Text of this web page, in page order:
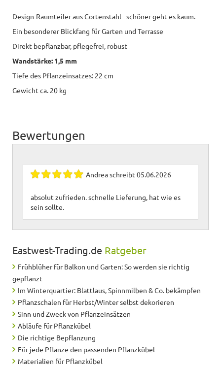
Design-Raumteiler aus Cortenstahl - schöner geht es kaum.
Ein besonderer Blickfang für Garten und Terrasse
Direkt bepflanzbar, pflegefrei, robust
Wandstärke: 1,5 mm
Tiefe des Pflanzeinsatzes: 22 cm
Gewicht ca. 20 kg
Bewertungen
Andreaschreibt 05.06.2026
absolut zufrieden. schnelle Lieferung, hat wie es
sein sollte.
Eastwest-Trading.de Ratgeber
Frühblüher für Balkon und Garten: So werden sie richtig
gepflanzt
Im Winterquartier: Blattlaus, Spinnmilben & Co. bekämpfen
Pflanzschalen für Herbst/Winter selbst dekorieren
Sinn und Zweck von Pflanzeinsätzen
Abläufe für Pflanzkübel
Die richtige Bepflanzung
Für jede Pflanze den passenden Pflanzkübel
Materialien für Pflanzkübel